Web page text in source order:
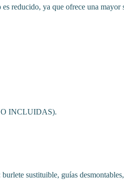
reducido, ya que ofrece una
INCLUIDAS).
sustituible, guías